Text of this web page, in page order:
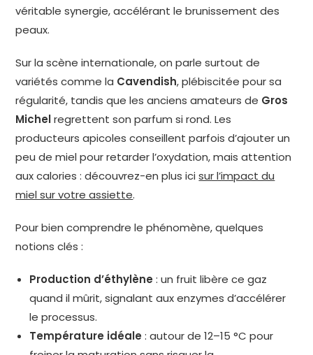
véritable synergie, accélérant le brunissement des
peaux.
Sur la scène internationale, on parle surtout de
variétés comme la Cavendish, plébiscitée pour sa
régularité, tandis que les anciens amateurs de Gros
Michelregrettent son parfum si rond. Les
producteurs apicoles conseillent parfois d’ajouter un
peu de miel pour retarder l’oxydation, mais attention
aux calories : découvrez-en plus icisur l’impact du
miel sur votre assiette.
Pour bien comprendre le phénomène, quelques
notions clés :
Production d’éthylène : un fruit libère ce gaz
quand il mûrit, signalant aux enzymes d’accélérer
le processus.
Température idéale : autour de 12–15 °C pour